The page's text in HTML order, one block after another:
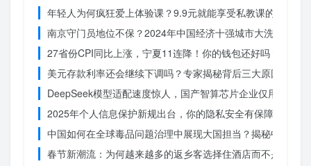
年轻人为何疯狂爱上体验课？9.9元就能享受私教课的秘密
南京守门员地位不保？2024年中国经济十强城市大洗牌
27省份CPI同比上涨，宁夏11连降！你的钱包还好吗？
美元存款利率还会继续下调吗？专家揭秘背后三大原因
DeepSeek模型适配速度惊人，国产智算芯片企业仅用一周
2025年个人信息保护新规出台，你的隐私安全有保障了吗？
中国如何在全球毒品问题治理中展现大国担当？揭秘中国方
春节新潮流：为何越来越多的返乡客选择住酒店而不是家里？